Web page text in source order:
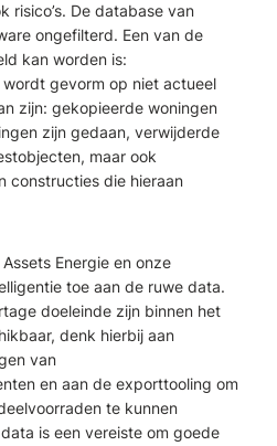
risico’s. De database van
ongefilterd. Een van de
kan worden is:
gevorm op niet actueel
zijn: gekopieerde woningen
zijn gedaan, verwijderde
maar ook
constructies die hieraan
Energie en onze
toe aan de ruwe data.
doeleinde zijn binnen het
denk hierbij aan
van
en aan de exporttooling om
te kunnen
is een vereiste om goede